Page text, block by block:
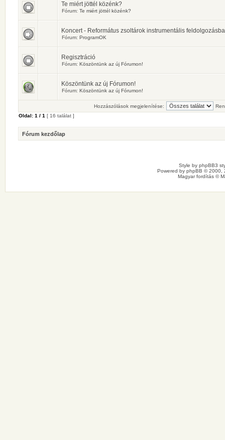
Te miért jöttél közénk?
Fórum: Te miért jöttél közénk?
Koncert - Református zsoltárok instrumentális
Fórum: ProgramOK
Regisztráció
Fórum: Köszöntünk az új Fórumon!
Köszöntünk az új Fórumon!
Fórum: Köszöntünk az új Fórumon!
Hozzászólások megjelenítése:
Oldal: 1 / 1 [ 16 találat ]
Fórum kezdőlap
Style by phpBB3
Powered by phpBB © 2000,
Magyar fordítás ©